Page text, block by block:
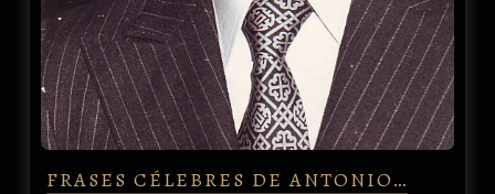
FRASES CÉLEBRES DE ANTONIO…